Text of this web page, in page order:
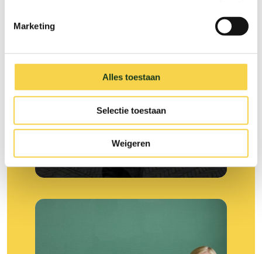
Marketing
Alles toestaan
Selectie toestaan
Weigeren
Lees meer over Regel het voor mij